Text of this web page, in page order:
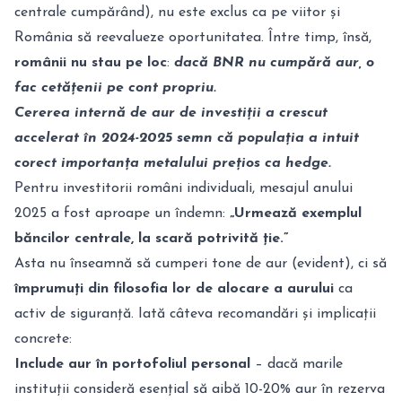
centrale cumpărând), nu este exclus ca pe viitor și
România să reevalueze oportunitatea. Între timp, însă,
românii nu stau pe loc: dacă BNR nu cumpără aur, o
fac cetățenii pe cont propriu.
Cererea internă de aur de investiții a crescut
accelerat în 2024-2025 semn că populația a intuit
corect importanța metalului prețios ca hedge.
Pentru investitorii români individuali, mesajul anului
2025 a fost aproape un îndemn: „Urmează exemplul
băncilor centrale, la scară potrivită ție.”
Asta nu înseamnă să cumperi tone de aur (evident), ci să
împrumuți din filosofia lor de alocare a aurului ca
activ de siguranță. Iată câteva recomandări și implicații
concrete:
Include aur în portofoliul personal
– dacă marile
instituții consideră esențial să aibă 10-20% aur în rezerva